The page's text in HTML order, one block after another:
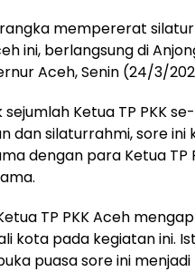
mempererat
ini, berlangsung di
Aceh, Senin (24/3/
Ketua TP PKK
dan silaturrahmi, sore ini
dengan para Ketua TP
TP PKK Aceh
kota pada kegiatan ini.
puasa sore ini menjadi